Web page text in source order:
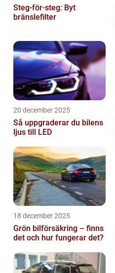
Steg-för-steg: Byt
bränslefilter
20 december 2025
Så uppgraderar du bilens
ljus till LED
18 december 2025
Grön bilförsäkring – finns
det och hur fungerar det?